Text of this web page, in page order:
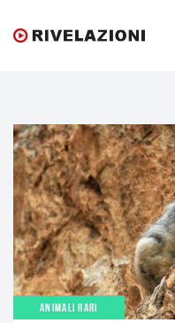
ANIMALI RARI